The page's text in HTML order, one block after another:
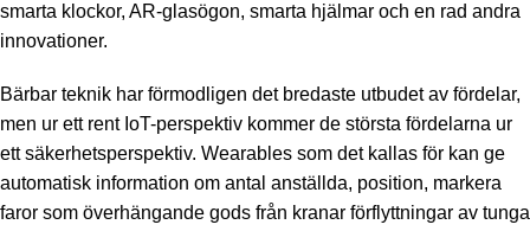
smarta klockor, AR-glasögon, smarta hjälmar och en rad andra
innovationer.
Bärbar teknik har förmodligen det bredaste utbudet av fördelar,
men ur ett rent IoT-perspektiv kommer de största fördelarna ur
ett säkerhetsperspektiv. Wearables som det kallas för kan ge
automatisk information om antal anställda, position, markera
faror som överhängande gods från kranar förflyttningar av tunga